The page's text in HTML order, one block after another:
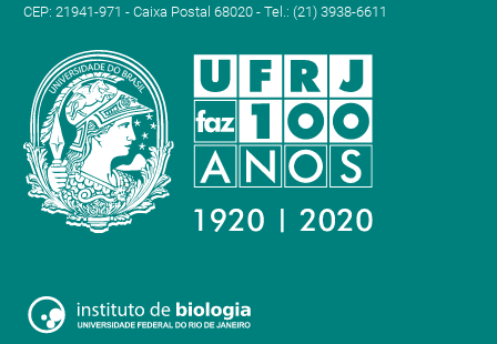
CEP: 21941-971 - Caixa Postal 68020 - Tel.: (21) 3938-6611